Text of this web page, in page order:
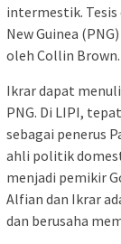
intermestik. Tesis
New Guinea
oleh Collin Brown.
Ikrar dapat
PNG. Di LIPI,
sebagai penerus
ahli politik
menjadi pemikir
Alfian dan Ikrar
dan berusaha